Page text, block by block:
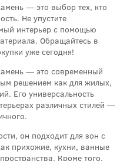
— это выбор тех, кто
Не упустите
интерьер с помощью
Обращайтесь в
уже сегодня!
— это современный
решением как для жилых,
Его универсальность
различных стилей —
он подходит для зон с
прихожие, кухни, ванные
Кроме того,